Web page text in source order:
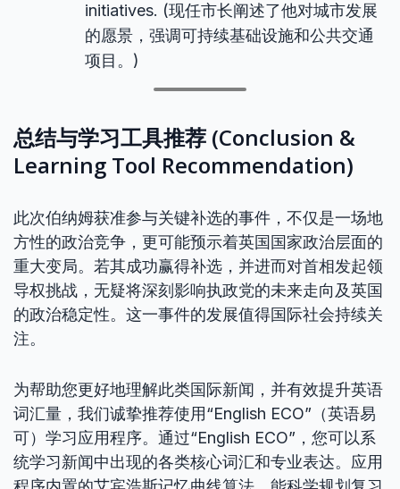
initiatives. (现任市长阐述了他对城市发展
的愿景，强调可持续基础设施和公共交通
项目。)
总结与学习工具推荐 (Conclusion &
Learning Tool Recommendation)
此次伯纳姆获准参与关键补选的事件，不仅是一场地
方性的政治竞争，更可能预示着英国国家政治层面的
重大变局。若其成功赢得补选，并进而对首相发起领
导权挑战，无疑将深刻影响执政党的未来走向及英国
的政治稳定性。这一事件的发展值得国际社会持续关
注。
为帮助您更好地理解此类国际新闻，并有效提升英语
词汇量，我们诚挚推荐使用“English ECO”（英语易
可）学习应用程序。通过“English ECO”，您可以系
统学习新闻中出现的各类核心词汇和专业表达。应用